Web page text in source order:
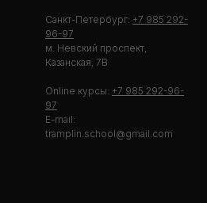
Санкт-Петербург: +7 985 292-
96-97
м. Невский проспект,
Казанская, 7В
Online курсы: +7 985 292-96-
97
E-mail:
tramplin.school@gmail.com